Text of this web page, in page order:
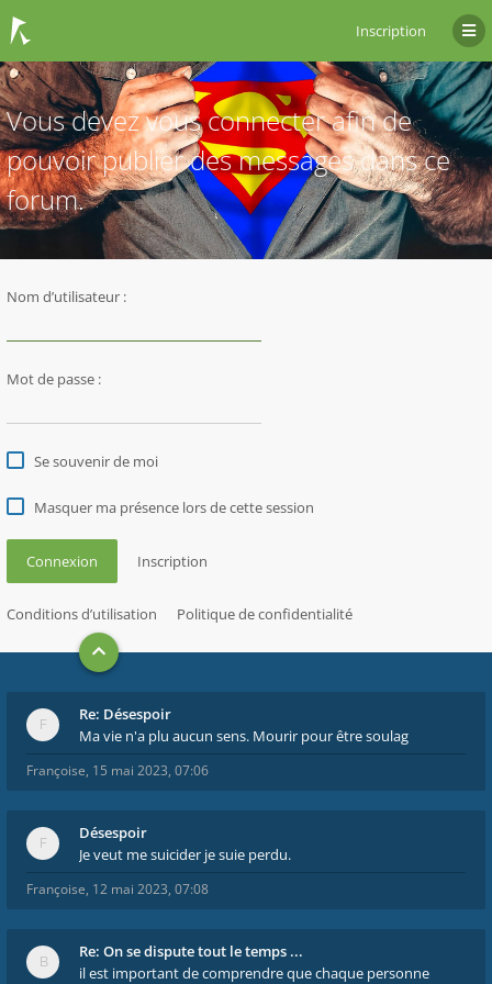
Inscription
Vous devez vous connecter afin de
pouvoir publier des messages dans ce
forum.
Nom d’utilisateur :
Mot de passe :
Se souvenir de moi
Masquer ma présence lors de cette session
Connexion Inscription
Conditions d’utilisation Politique de confidentialité
Re: Désespoir
Ma vie n'a plu aucun sens. Mourir pour être soulag
Françoise, 15 mai 2023, 07:06
Désespoir
Je veut me suicider je suie perdu.
Françoise, 12 mai 2023, 07:08
Re: On se dispute tout le temps ...
il est important de comprendre que chaque personne